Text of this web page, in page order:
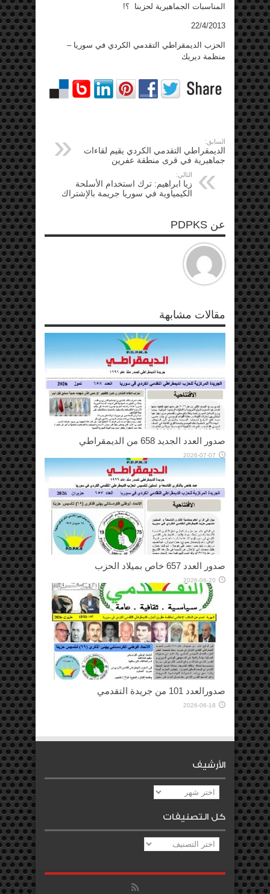
المناسبات الجماهيرية لحزبنا ؟!
22/4/2013
الحزب الديمقراطي التقدمي الكردي في سوريا –
منظمة ديريك
السابق:
الديمقراطي التقدمي الكردي يقيم لقاءات
جماهيرية في قرى منطقة عفرين
التالي:
زيا ابراهيم: ترك استخدام الأسلحة
الكيمياوية في سوريا جريمة بالإشتراك
عن PDPKS
مقالات مشابهة
صدور العدد الجديد 658 من الديمقراطي
2026-07-07
صدور العدد 657 خاص بميلاد الحزب
2026-06-20
صدورالعدد 101 من جريدة التقدمي
2026-06-18
الأرشيف
الأرشيف
كل التصنيفات
كل
التصنيفات